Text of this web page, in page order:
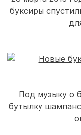
буксиры
Под музыку о
бутылку